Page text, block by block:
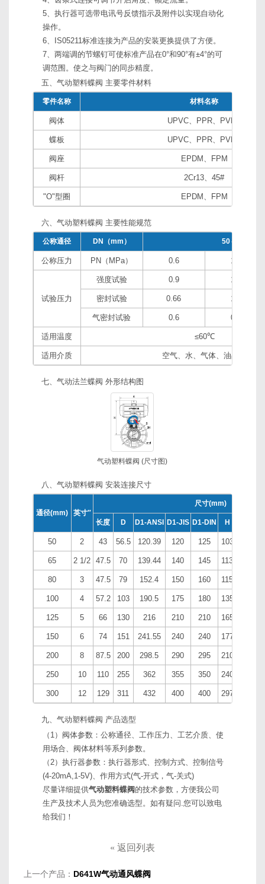
5、执行器可选带电讯号反馈指示及附件以实现自动化
操作。
6、IS05211标准连接为产品的安装更换提供了方便。
7、两端调的节螺钉可使标准产品在0°和90°有±4°的可
调范围。使之与阀门的同步精度。
五、气动塑料蝶阀 主要零件材料
零件名称 材料名称
阀体 UPVC、PPR、PVDF
蝶板 UPVC、PPR、PVDF
阀座 EPDM、FPM
阀杆 2Cr13、45#
"O"型圈 EPDM、FPM
六、气动塑料蝶阀 主要性能规范
公称通径 DN（mm） 50～300
公称压力 PN（MPa） 0.6 1.0
试验压力
强度试验 0.9 1.5
密封试验 0.66 1.1
气密封试验 0.6 0.6
适用温度 ≤60℃
适用介质 空气、水、气体、油品等
七、气动法兰蝶阀 外形结构图
气动塑料蝶阀 (尺寸图)
八、气动塑料蝶阀 安装连接尺寸
通径(mm) 英寸″
尺寸(mm)
长度 D D1-ANSI D1-JIS D1-DIN H
50 2 43 56.5 120.39 120 125 103
65 2 1/2 47.5 70 139.44 140 145 113
80 3 47.5 79 152.4 150 160 115
100 4 57.2 103 190.5 175 180 135
125 5 66 130 216 210 210 165
150 6 74 151 241.55 240 240 177
200 8 87.5 200 298.5 290 295 210
250 10 110 255 362 355 350 240
300 12 129 311 432 400 400 297
九、气动塑料蝶阀 产品选型
（1）阀体参数：公称通径、工作压力、工艺介质、使
用场合、阀体材料等系列参数。
（2）执行器参数：执行器形式、控制方式、控制信号
(4-20mA,1-5V)、作用方式(气-开式，气-关式)
尽量详细提供气动塑料蝶阀 的技术参数，方便我公司
生产及技术人员为您准确选型。如有疑问.您可以致电
给我们！
« 返回列表
上一个产品： D641W气动通风蝶阀